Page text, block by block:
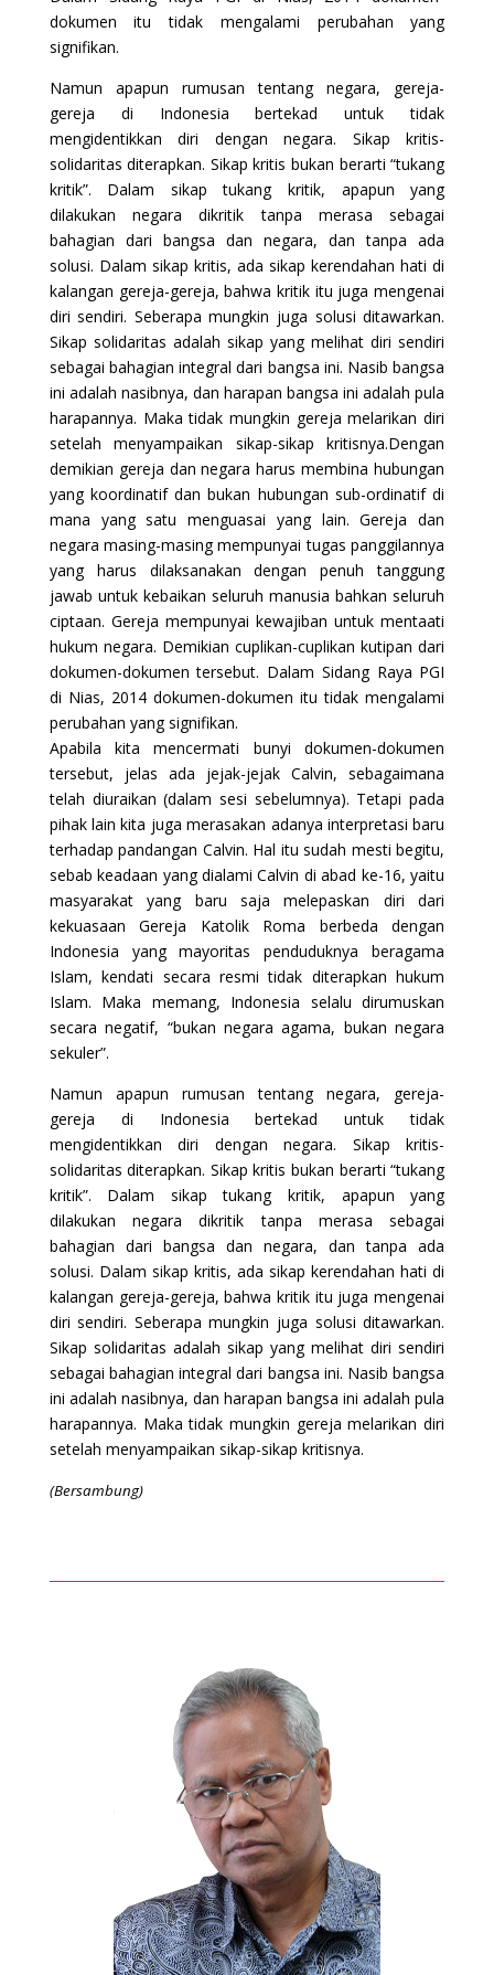
dokumen itu tidak mengalami perubahan yang
signifikan.
Namun apapun rumusan tentang negara, gereja-
gereja di Indonesia bertekad untuk tidak
mengidentikkan diri dengan negara. Sikap kritis-
solidaritas diterapkan. Sikap kritis bukan berarti “tukang
kritik”. Dalam sikap tukang kritik, apapun yang
dilakukan negara dikritik tanpa merasa sebagai
bahagian dari bangsa dan negara, dan tanpa ada
solusi. Dalam sikap kritis, ada sikap kerendahan hati di
kalangan gereja-gereja, bahwa kritik itu juga mengenai
diri sendiri. Seberapa mungkin juga solusi ditawarkan.
Sikap solidaritas adalah sikap yang melihat diri sendiri
sebagai bahagian integral dari bangsa ini. Nasib bangsa
ini adalah nasibnya, dan harapan bangsa ini adalah pula
harapannya. Maka tidak mungkin gereja melarikan diri
setelah menyampaikan sikap-sikap kritisnya.Dengan
demikian gereja dan negara harus membina hubungan
yang koordinatif dan bukan hubungan sub-ordinatif di
mana yang satu menguasai yang lain. Gereja dan
negara masing-masing mempunyai tugas panggilannya
yang harus dilaksanakan dengan penuh tanggung
jawab untuk kebaikan seluruh manusia bahkan seluruh
ciptaan. Gereja mempunyai kewajiban untuk mentaati
hukum negara. Demikian cuplikan-cuplikan kutipan dari
dokumen-dokumen tersebut. Dalam Sidang Raya PGI
di Nias, 2014 dokumen-dokumen itu tidak mengalami
perubahan yang signifikan.
Apabila kita mencermati bunyi dokumen-dokumen
tersebut, jelas ada jejak-jejak Calvin, sebagaimana
telah diuraikan (dalam sesi sebelumnya). Tetapi pada
pihak lain kita juga merasakan adanya interpretasi baru
terhadap pandangan Calvin. Hal itu sudah mesti begitu,
sebab keadaan yang dialami Calvin di abad ke-16, yaitu
masyarakat yang baru saja melepaskan diri dari
kekuasaan Gereja Katolik Roma berbeda dengan
Indonesia yang mayoritas penduduknya beragama
Islam, kendati secara resmi tidak diterapkan hukum
Islam. Maka memang, Indonesia selalu dirumuskan
secara negatif, “bukan negara agama, bukan negara
sekuler”.
Namun apapun rumusan tentang negara, gereja-
gereja di Indonesia bertekad untuk tidak
mengidentikkan diri dengan negara. Sikap kritis-
solidaritas diterapkan. Sikap kritis bukan berarti “tukang
kritik”. Dalam sikap tukang kritik, apapun yang
dilakukan negara dikritik tanpa merasa sebagai
bahagian dari bangsa dan negara, dan tanpa ada
solusi. Dalam sikap kritis, ada sikap kerendahan hati di
kalangan gereja-gereja, bahwa kritik itu juga mengenai
diri sendiri. Seberapa mungkin juga solusi ditawarkan.
Sikap solidaritas adalah sikap yang melihat diri sendiri
sebagai bahagian integral dari bangsa ini. Nasib bangsa
ini adalah nasibnya, dan harapan bangsa ini adalah pula
harapannya. Maka tidak mungkin gereja melarikan diri
setelah menyampaikan sikap-sikap kritisnya.
(Bersambung)